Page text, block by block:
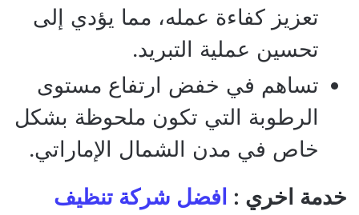
تعزيز كفاءة عمله، مما يؤدي إلى
تحسين عملية التبريد.
تساهم في خفض ارتفاع مستوى
الرطوبة التي تكون ملحوظة بشكل
خاص في مدن الشمال الإماراتي.
خدمة اخري : افضل شركة تنظيف